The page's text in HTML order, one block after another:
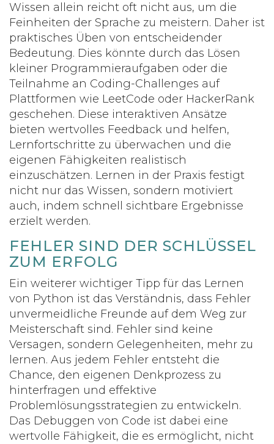
Wissen allein reicht oft nicht aus, um die
Feinheiten der Sprache zu meistern. Daher ist
praktisches Üben von entscheidender
Bedeutung. Dies könnte durch das Lösen
kleiner Programmieraufgaben oder die
Teilnahme an Coding-Challenges auf
Plattformen wie LeetCode oder HackerRank
geschehen. Diese interaktiven Ansätze
bieten wertvolles Feedback und helfen,
Lernfortschritte zu überwachen und die
eigenen Fähigkeiten realistisch
einzuschätzen. Lernen in der Praxis festigt
nicht nur das Wissen, sondern motiviert
auch, indem schnell sichtbare Ergebnisse
erzielt werden.
FEHLER SIND DER SCHLÜSSEL
ZUM ERFOLG
Ein weiterer wichtiger Tipp für das Lernen
von Python ist das Verständnis, dass Fehler
unvermeidliche Freunde auf dem Weg zur
Meisterschaft sind. Fehler sind keine
Versagen, sondern Gelegenheiten, mehr zu
lernen. Aus jedem Fehler entsteht die
Chance, den eigenen Denkprozess zu
hinterfragen und effektive
Problemlösungsstrategien zu entwickeln.
Das Debuggen von Code ist dabei eine
wertvolle Fähigkeit, die es ermöglicht, nicht